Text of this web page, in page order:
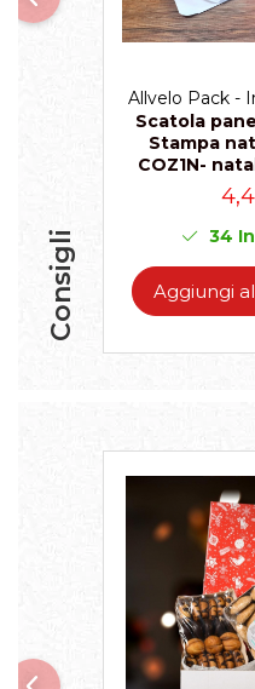
Scatole per Panettone
Scatole per Uova e Figure
Pasticcini
Supporti per Pasticcini
Vassoi in Cartone
Vassoi per Pasticcini e
Consigli
Allvelo Pack -
Scatola
Stampa
COZ1N-
34
Aggiungi